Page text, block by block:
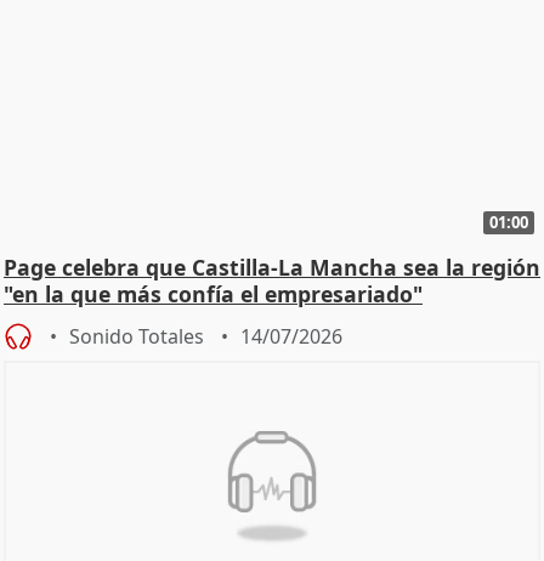
01:00
Page celebra que Castilla-La Mancha sea la región
"en la que más confía el empresariado"
Sonido Totales 14/07/2026